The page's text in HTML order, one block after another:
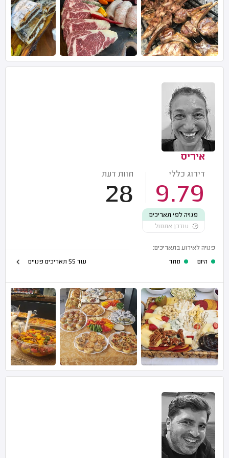
איריס
דירוג כללי
9.79
חוות דעת
28
פנויה לפי תאריכים
עודכן אתמול
פנויה לאירוע בתאריכים:
היום
מחר עוד 55 תאריכים פנויים